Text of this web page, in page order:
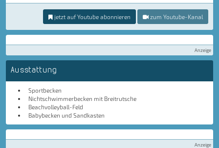
jetzt auf Youtube abonnieren zum Youtube-Kanal
Anzeige
Ausstattung
Sportbecken
Nichtschwimmerbecken mit Breitrutsche
Beachvolleyball-Feld
Babybecken und Sandkasten
Anzeige